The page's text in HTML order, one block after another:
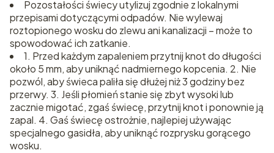
Pozostałości świecy utylizuj zgodnie z lokalnymi
przepisami dotyczącymi odpadów. Nie wylewaj
roztopionego wosku do zlewu ani kanalizacji – może to
spowodować ich zatkanie.
1. Przed każdym zapaleniem przytnij knot do długości
około 5 mm, aby uniknąć nadmiernego kopcenia. 2. Nie
pozwól, aby świeca paliła się dłużej niż 3 godziny bez
przerwy. 3. Jeśli płomień stanie się zbyt wysoki lub
zacznie migotać, zgaś świecę, przytnij knot i ponownie ją
zapal. 4. Gaś świecę ostrożnie, najlepiej używając
specjalnego gasidła, aby uniknąć rozprysku gorącego
wosku.